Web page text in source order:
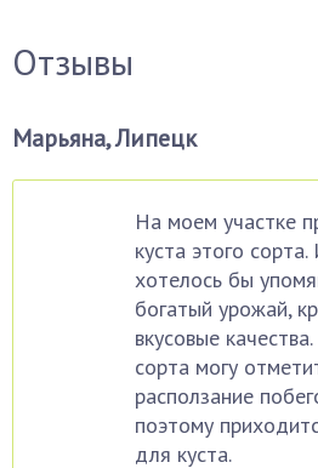
Отзывы
Марьяна, Липецк
На моем участке
куста этого
хотелось бы
богатый урожай,
вкусовые
сорта могу
расползание
поэтому
для куста.